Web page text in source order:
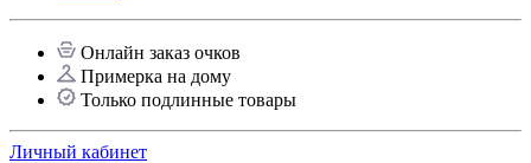
Онлайн заказ очков
Примерка на дому
Только подлинные товары
Личный кабинет